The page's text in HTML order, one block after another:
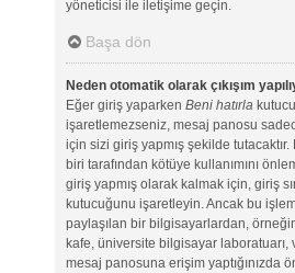
yöneticisi ile iletişime geçin.
Başa dön
Neden otomatik olarak çıkışım
Eğer giriş yaparken Beni hatırla
işaretlemezseniz, mesaj panosu
için sizi giriş yapmış şekilde tutacaktır.
biri tarafından kötüye kullanımını
giriş yapmış olarak kalmak için, giriş
kutucuğunu işaretleyin. Ancak bu
paylaşılan bir bilgisayarlardan,
kafe, üniversite bilgisayar laboratuarı,
mesaj panosuna erişim yaptığınızda